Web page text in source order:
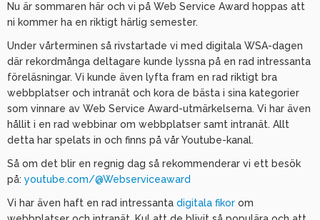
Nu är sommaren här och vi på Web Service Award hoppas att
ni kommer ha en riktigt härlig semester.
Under vårterminen så rivstartade vi med digitala WSA-dagen
där rekordmånga deltagare kunde lyssna på en rad intressanta
föreläsningar. Vi kunde även lyfta fram en rad riktigt bra
webbplatser och intranät och kora de bästa i sina kategorier
som vinnare av Web Service Award-utmärkelserna. Vi har även
hållit i en rad webbinar om webbplatser samt intranät. Allt
detta har spelats in och finns på vår Youtube-kanal.
Så om det blir en regnig dag så rekommenderar vi ett besök
på: youtube.com/@Webserviceaward
Vi har även haft en rad intressanta digitala fikor om